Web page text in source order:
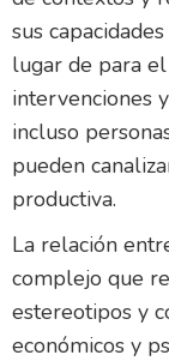
sus
lugar de para
intervenciones
incluso
pueden
productiva.
La relación
complejo que
estereotipos y
económicos y